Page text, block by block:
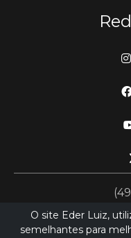
O site Eder Luiz,
semelhantes para